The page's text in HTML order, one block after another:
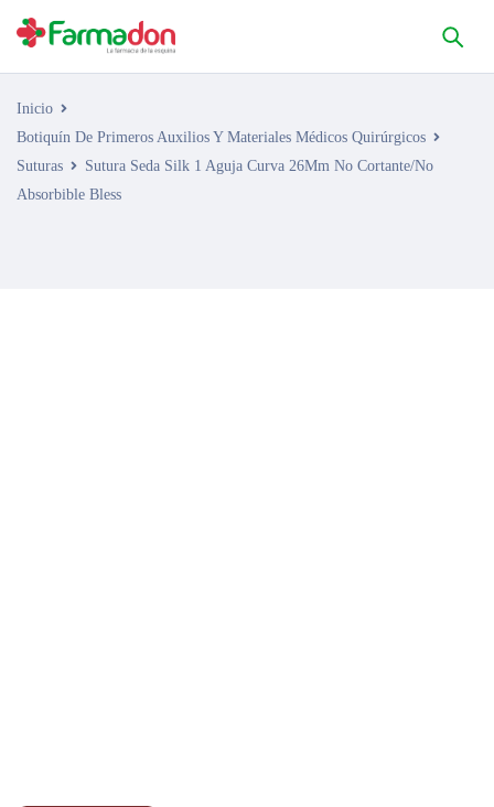
Inicio
Botiquín De Primeros Auxilios Y Materiales Médicos Quirúrgicos
Suturas
Sutura Seda Silk 1 Aguja Curva 26Mm No Cortante/No
Absorbible Bless